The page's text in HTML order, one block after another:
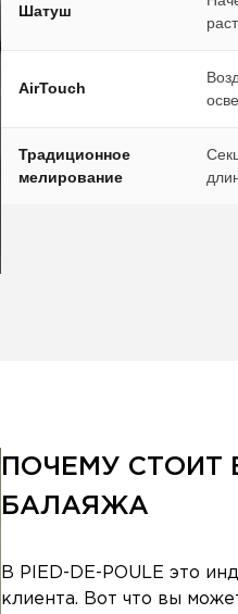
Шатуш
AirTouch
Традиционное
мелирование
ПОЧЕМУ СТОИТ
БАЛАЯЖА
В PIED-DE-POULE это
клиента. Вот что вы